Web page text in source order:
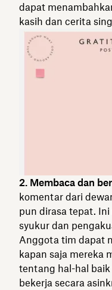
dapat
kasih dan cerita
2. Membaca dan
komentar dari
pun dirasa tepat.
syukur dan
Anggota tim dapat
kapan saja mereka
tentang hal-hal
bekerja secara